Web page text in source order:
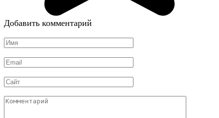
Добавить комментарий
Имя
Email
Сайт
Комментарий